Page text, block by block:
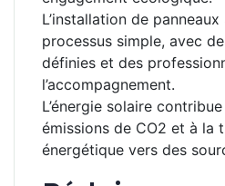
L’installation de
processus simple, avec
définies et des
l’accompagnement.
L’énergie solaire
émissions de CO2 et à la
énergétique vers des